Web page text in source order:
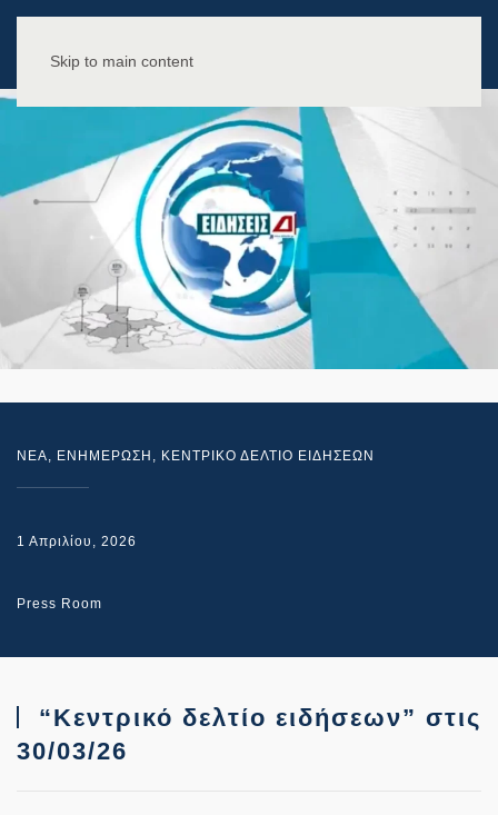
Skip to main content
NEA, ΕΝΗΜΕΡΩΣΗ , ΚΕΝΤΡΙΚΟ ΔΕΛΤΙΟ ΕΙΔΗΣΕΩΝ
1 Απριλίου, 2026
Press Room
“Κεντρικό δελτίο ειδήσεων” στις
30/03/26